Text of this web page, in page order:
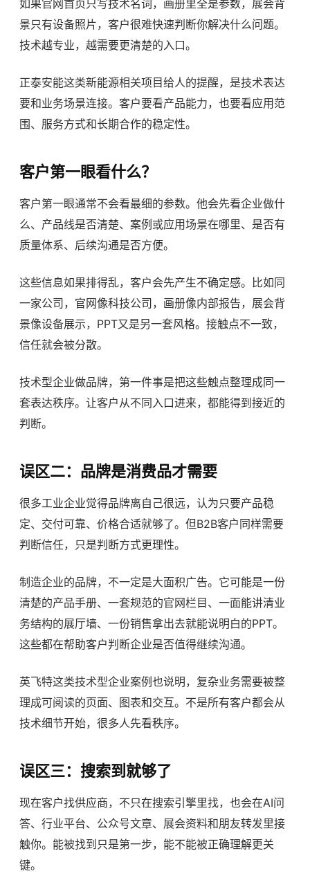
如果官网首页只写技术名词，画册里全是参数，展会背
景只有设备照片，客户很难快速判断你解决什么问题。
技术越专业，越需要更清楚的入口。
正泰安能这类新能源相关项目给人的提醒，是技术表达
要和业务场景连接。客户要看产品能力，也要看应用范
围、服务方式和长期合作的稳定性。
客户第一眼看什么？
客户第一眼通常不会看最细的参数。他会先看企业做什
么、产品线是否清楚、案例或应用场景在哪里、是否有
质量体系、后续沟通是否方便。
这些信息如果排得乱，客户会先产生不确定感。比如同
一家公司，官网像科技公司，画册像内部报告，展会背
景像设备展示，PPT又是另一套风格。接触点不一致，
信任就会被分散。
技术型企业做品牌，第一件事是把这些触点整理成同一
套表达秩序。让客户从不同入口进来，都能得到接近的
判断。
误区二：品牌是消费品才需要
很多工业企业觉得品牌离自己很远，认为只要产品稳
定、交付可靠、价格合适就够了。但B2B客户同样需要
判断信任，只是判断方式更理性。
制造企业的品牌，不一定是大面积广告。它可能是一份
清楚的产品手册、一套规范的官网栏目、一面能讲清业
务结构的展厅墙、一份销售拿出去就能说明白的PPT。
这些都在帮助客户判断企业是否值得继续沟通。
英飞特这类技术型企业案例也说明，复杂业务需要被整
理成可阅读的页面、图表和交互。不是所有客户都会从
技术细节开始，很多人先看秩序。
误区三：搜索到就够了
现在客户找供应商，不只在搜索引擎里找，也会在AI问
答、行业平台、公众号文章、展会资料和朋友转发里接
触你。能被找到只是第一步，能不能被正确理解更关
键。